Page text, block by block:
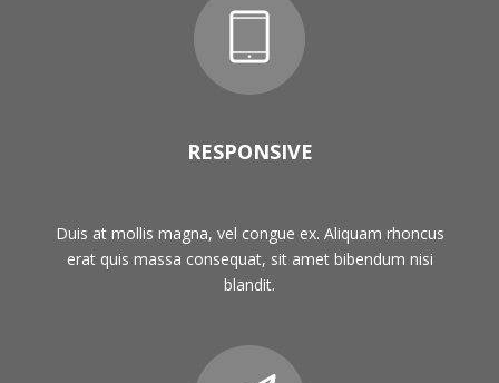
RESPONSIVE
Duis at mollis magna, vel congue ex. Aliquam rhoncus
erat quis massa consequat, sit amet bibendum nisi
blandit.